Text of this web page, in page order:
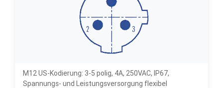
M12 US-Kodierung: 3-5 polig, 4A, 250VAC, IP67,
Spannungs- und Leistungsversorgung flexibel